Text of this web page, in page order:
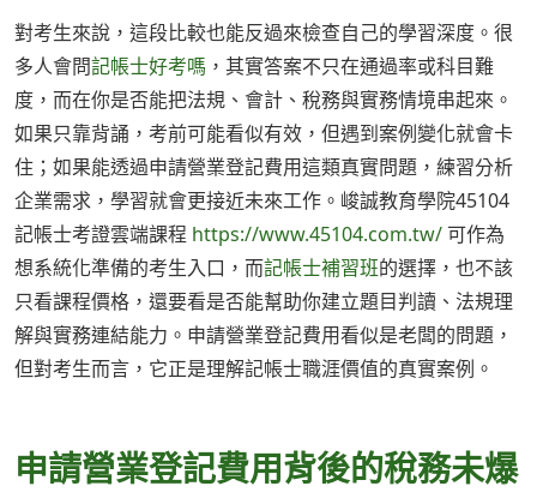
對考生來說，這段比較也能反過來檢查自己的學習深度。很
多人會問記帳士好考嗎 ，其實答案不只在通過率或科目難
度，而在你是否能把法規、會計、稅務與實務情境串起來。
如果只靠背誦，考前可能看似有效，但遇到案例變化就會卡
住；如果能透過申請營業登記費用這類真實問題，練習分析
企業需求，學習就會更接近未來工作。峻誠教育學院45104
記帳士考證雲端課程 https://www.45104.com.tw/ 可作為
想系統化準備的考生入口，而記帳士補習班的選擇，也不該
只看課程價格，還要看是否能幫助你建立題目判讀、法規理
解與實務連結能力。申請營業登記費用看似是老闆的問題，
但對考生而言，它正是理解記帳士職涯價值的真實案例。
申請營業登記費用背後的稅務未爆